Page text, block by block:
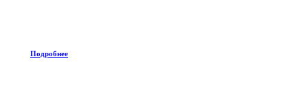
Подробнее